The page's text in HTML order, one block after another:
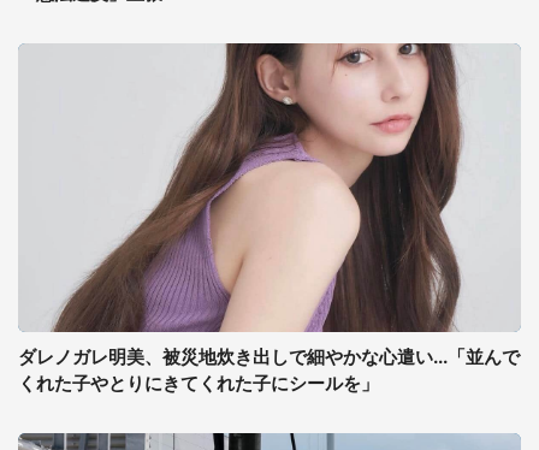
ダレノガレ明美、被災地炊き出しで細やかな心遣い...「並んで
くれた子やとりにきてくれた子にシールを」